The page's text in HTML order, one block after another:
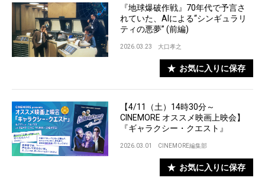
『地球爆破作戦』70年代で予言さ
れていた、AIによる“シンギュラリ
ティの悪夢” (前編)
2026.03.23 大口孝之
お気に入りに保存
【4/11（土）14時30分～
CINEMORE オススメ映画上映会】
『ギャラクシー・クエスト』
2026.03.01 CINEMORE編集部
お気に入りに保存